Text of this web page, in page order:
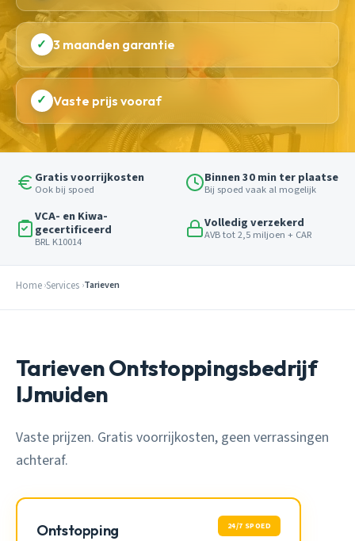
✓ 3 maanden garantie
✓ Vaste prijs vooraf
Gratis voorrijkosten
Ook bij spoed
Binnen 30 min ter plaatse
Bij spoed vaak al mogelijk
VCA- en Kiwa-
gecertificeerd
BRL K10014
Volledig verzekerd
AVB tot 2,5 miljoen + CAR
Home Services Tarieven
Tarieven Ontstoppingsbedrijf
IJmuiden
Vaste prijzen. Gratis voorrijkosten, geen verrassingen
achteraf.
Ontstopping 24/7 SPOED